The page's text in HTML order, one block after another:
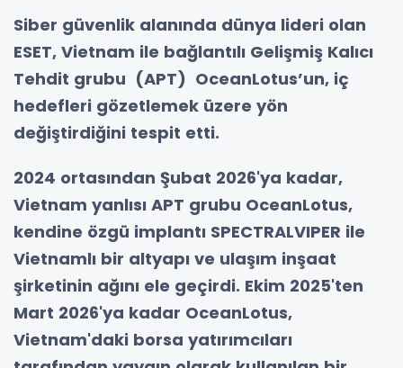
Siber güvenlik alanında dünya lideri olan
ESET, Vietnam ile bağlantılı Gelişmiş Kalıcı
Tehdit grubu (APT) OceanLotus’un, iç
hedefleri gözetlemek üzere yön
değiştirdiğini tespit etti.
2024 ortasından Şubat 2026'ya kadar,
Vietnam yanlısı APT grubu OceanLotus,
kendine özgü implantı SPECTRALVIPER ile
Vietnamlı bir altyapı ve ulaşım inşaat
şirketinin ağını ele geçirdi. Ekim 2025'ten
Mart 2026'ya kadar OceanLotus,
Vietnam'daki borsa yatırımcıları